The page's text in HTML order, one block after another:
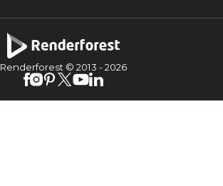
Renderforest © 2013 -2026